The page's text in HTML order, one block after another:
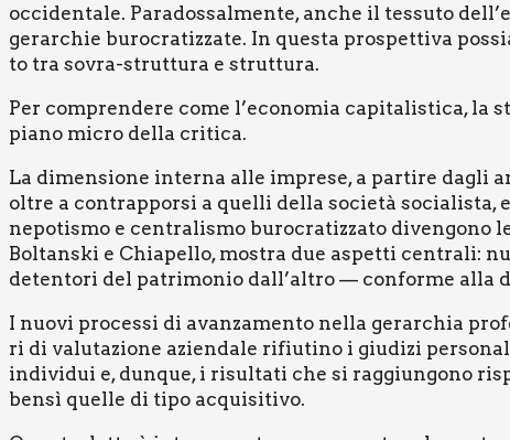
occi­den­ta­le. Para­dos­sal­men­te, anche il tes­su­to
gerar­chie buro­cra­tiz­za­te. In que­sta pro­spet­ti­va
to tra sovra-strut­tu­ra e strut­tu­ra.
Per com­pren­de­re come l’economia capi­ta­li­sti­ca,
pia­no micro del­la cri­ti­ca.
La dimen­sio­ne inter­na alle impre­se, a par­ti­re dagli
oltre a con­trap­por­si a quel­li del­la socie­tà
nepo­ti­smo e cen­tra­li­smo buro­cra­tiz­za­to diven­go­no
Bol­tan­ski e Chia­pel­lo, mostra due aspet­ti cen­tra­li:
deten­to­ri del patri­mo­nio dall’altro — con­for­me alla
I nuo­vi pro­ces­si di avan­za­men­to nel­la gerar­chia
ri di valu­ta­zio­ne azien­da­le rifiu­ti­no i giu­di­zi
indi­vi­dui e, dun­que, i risul­ta­ti che si rag­giun­go­no
ben­sì quel­le di tipo acqui­si­ti­vo.